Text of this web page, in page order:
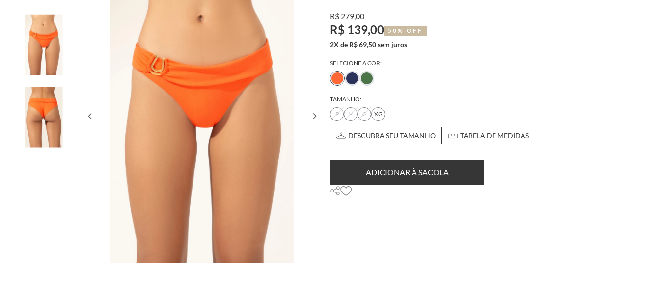
R$ 279,00
R$ 139,00 50% OFF
2X de R$ 69,50 sem juros
SELECIONE A COR:
TAMANHO:
P
M G XG
DESCUBRA SEU TAMANHO TABELA DE MEDIDAS
ADICIONAR À SACOLA